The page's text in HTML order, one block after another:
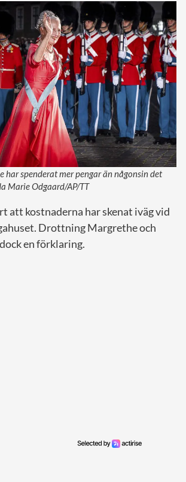
har spenderat mer pengar än någonsin det
Marie Odgaard/AP/TT
att kostnaderna har skenat iväg vid
Drottning Margrethe och
en förklaring.